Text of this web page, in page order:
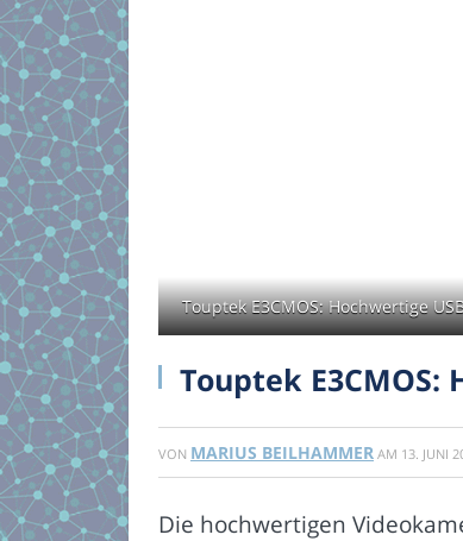
Touptek E3CMOS: Hochwertige
Touptek
VON MARIUS BEILHAMMER AM 13. JUNI
Die hochwertigen